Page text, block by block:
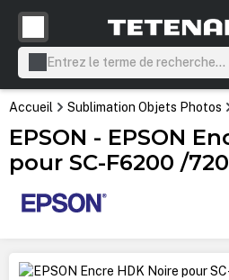
principal
Accueil Sublimation Objets Photos
EPSON - EPSON
pour SC-F6200 /
Ignorer la galerie d'images